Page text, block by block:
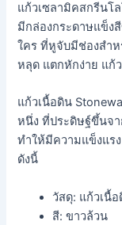
แก้วเซลามิคสกรีนโ
มีกล่องกระดาษแข็ง
ใคร ที่หูจับมีช่องสำ
หลุด แตกหักง่าย แก้
แก้วเนื้อดิน
หนึ่ง ที่ประดิษฐ์ขึ้นจา
ทำให้มีความแข็งแร
ดังนี้
วัสดุ: แก้วเนื้
สี: ขาวล้วน